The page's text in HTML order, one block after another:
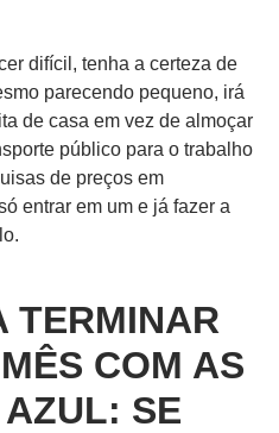
difícil, tenha a certeza de
parecendo pequeno, irá
de casa em vez de almoçar
público para o trabalho
de preços em
entrar em um e já fazer a
TERMINAR
COM AS
SE